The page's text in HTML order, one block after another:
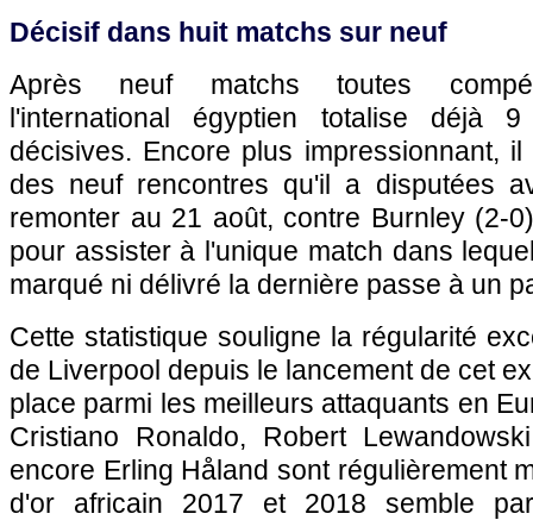
Décisif dans huit matchs sur neuf
Après neuf matchs toutes
l'international égyptien totalise déjà
décisives. Encore plus impressionnant,
des neuf rencontres qu'il a disputées
remonter au 21 août, contre Burnley (2-
pour assister à l'unique match dans
marqué ni délivré la dernière passe à un
Cette statistique souligne la régularité
de Liverpool depuis le lancement de cet
place parmi les meilleurs attaquants en
Cristiano Ronaldo, Robert
encore Erling Håland sont régulièrement
d'or africain 2017 et 2018 semble